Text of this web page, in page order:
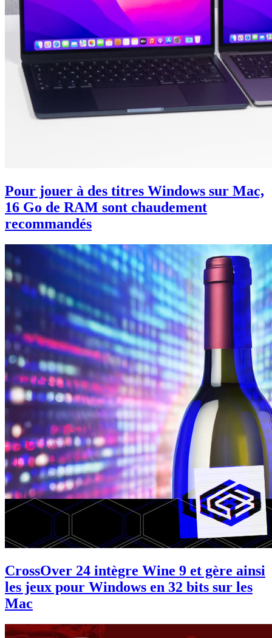
Pour jouer à des titres Windows sur Mac,
16 Go de RAM sont chaudement
recommandés
CrossOver 24 intègre Wine 9 et gère ainsi
les jeux pour Windows en 32 bits sur les
Mac